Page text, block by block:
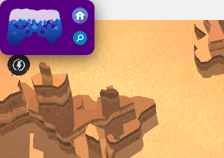
Juegos Friv 2018
Fury Chase 2